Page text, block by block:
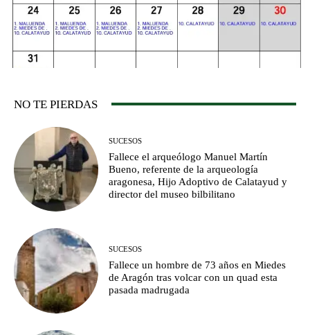
NO TE PIERDAS
SUCESOS
Fallece el arqueólogo Manuel Martín
Bueno, referente de la arqueología
aragonesa, Hijo Adoptivo de Calatayud y
director del museo bilbilitano
SUCESOS
Fallece un hombre de 73 años en Miedes
de Aragón tras volcar con un quad esta
pasada madrugada